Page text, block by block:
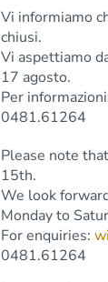
Vi informiamo
chiusi.
Vi aspettiamo
17 agosto.
Per
0481.61264
Please note
15th.
We look
Monday to
For enquiries:
0481.61264